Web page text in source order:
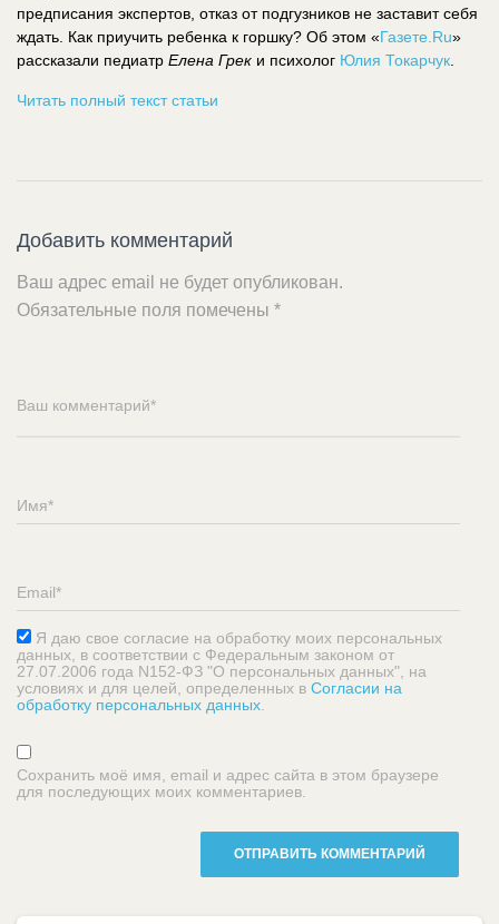
предписания экспертов, отказ от подгузников не заставит себя
ждать. Как приучить ребенка к горшку? Об этом «Газете.Ru»
рассказали педиатр Елена Грек и психолог Юлия Токарчук
Читать полный текст статьи
Добавить комментарий
Ваш адрес email не будет опубликован.
Обязательные поля помечены *
Я даю свое согласие на обработку моих персональных
данных, в соответствии с Федеральным законом от
27.07.2006 года N152-ФЗ "О персональных данных", на
условиях и для целей, определенных в Согласии на
обработку персональных данных
Сохранить моё имя, email и адрес сайта в этом браузере
для последующих моих комментариев.